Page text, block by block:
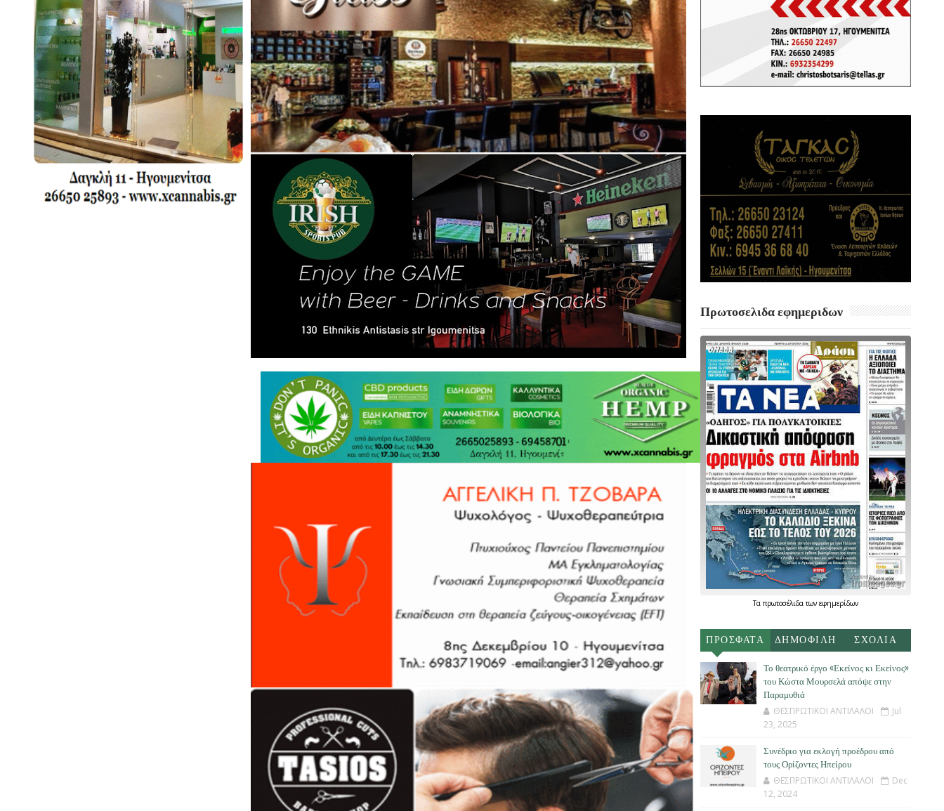
Πρωτοσελιδα εφημεριδων
Τα πρωτοσέλιδατων εφημερίδων
ΠΡΟΣΦΑΤΑ ΔΗΜΟΦΙΛΗ ΣΧΟΛΙΑ
Το θεατρικό έργο «Εκείνος κι Εκείνος»
του Κώστα Μουρσελά απόψε στην
Παραμυθιά
ΘΕΣΠΡΩΤΙΚΟΙ ΑΝΤΙΛΑΛΟΙ
Jul
23, 2025
Συνέδριο για εκλογή προέδρου από
τους Ορίζοντες Ηπείρου
ΘΕΣΠΡΩΤΙΚΟΙ ΑΝΤΙΛΑΛΟΙ
Dec
12, 2024